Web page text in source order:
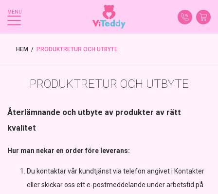
MENU
HEM / PRODUKTRETUR OCH UTBYTE
PRODUKTRETUR OCH UTBYTE
Återlämnande och utbyte av produkter av rätt
kvalitet
Hur man nekar en order före leverans:
Du kontaktar vår kundtjänst via telefon angivet i Kontakter
eller skickar oss ett e-postmeddelande under arbetstid på